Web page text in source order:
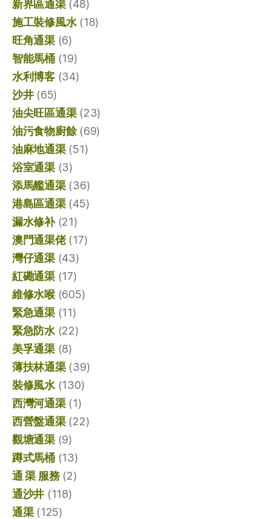
新界區通渠(48)
施工裝修風水(18)
旺角通渠(6)
智能馬桶(19)
水利博客(34)
沙井(65)
油尖旺區通渠(23)
油污食物廚餘(69)
油麻地通渠(51)
浴室通渠(3)
添馬艦通渠(36)
港島區通渠(45)
漏水修补(21)
澳門通渠佬(17)
灣仔通渠(43)
紅磡通渠(17)
維修水喉(605)
緊急通渠(11)
緊急防水(22)
美孚通渠(8)
薄扶林通渠(39)
裝修風水(130)
西灣河通渠(1)
西營盤通渠(22)
觀塘通渠(9)
蹲式馬桶(13)
通 渠 服務(2)
通沙井 (118)
通渠(125)